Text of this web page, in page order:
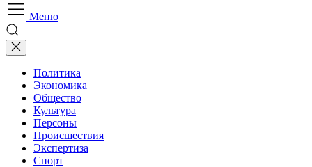
Меню
Политика
Экономика
Общество
Культура
Персоны
Происшествия
Экспертиза
Спорт